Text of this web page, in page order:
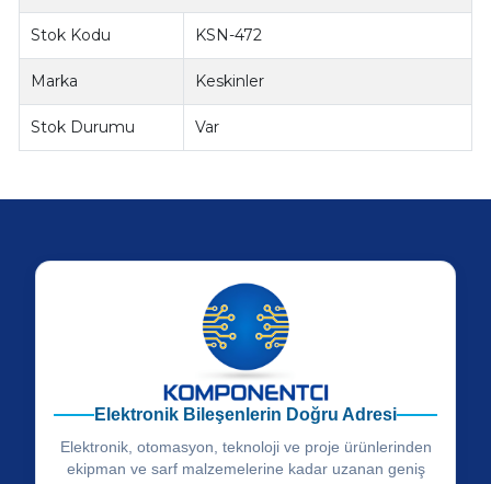
Stok Kodu KSN-472
Marka Keskinler
Stok Durumu Var
Elektronik Bileşenlerin Doğru Adresi
Elektronik, otomasyon, teknoloji ve proje ürünlerinden
ekipman ve sarf malzemelerine kadar uzanan geniş